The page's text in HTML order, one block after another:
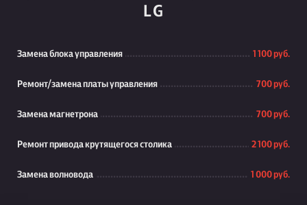
LG
Замена блока управления 1 100 руб.
Ремонт/замена платы управления 700 руб.
Замена магнетрона 700 руб.
Ремонт привода крутящегося столика 2 100 руб.
Замена волновода 1 000 руб.